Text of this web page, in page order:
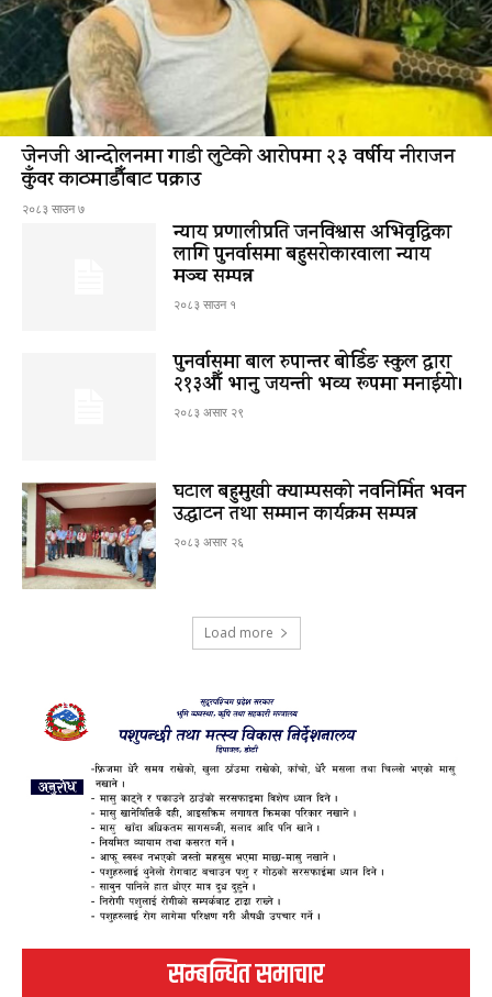
जेनजी आन्दोलनमा गाडी लुटेको आरोपमा २३ वर्षीय नीराजन
कुँवर काठमाडौँबाट पक्राउ
२०८३ साउन ७
न्याय प्रणालीप्रति जनविश्वास अभिवृद्धिका
लागि पुनर्वासमा बहुसरोकारवाला न्याय
मञ्च सम्पन्न
२०८३ साउन १
पुनर्वासमा बाल रुपान्तर बोर्डिङ स्कुल द्धारा
२१३औँ भानु जयन्ती भव्य रूपमा मनाईयो।
२०८३ असार २९
घटाल बहुमुखी क्याम्पसको नवनिर्मित भवन
उद्घाटन तथा सम्मान कार्यक्रम सम्पन्न
२०८३ असार २६
Load more
सम्बन्धित समाचार